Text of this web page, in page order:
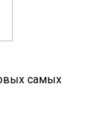
самых